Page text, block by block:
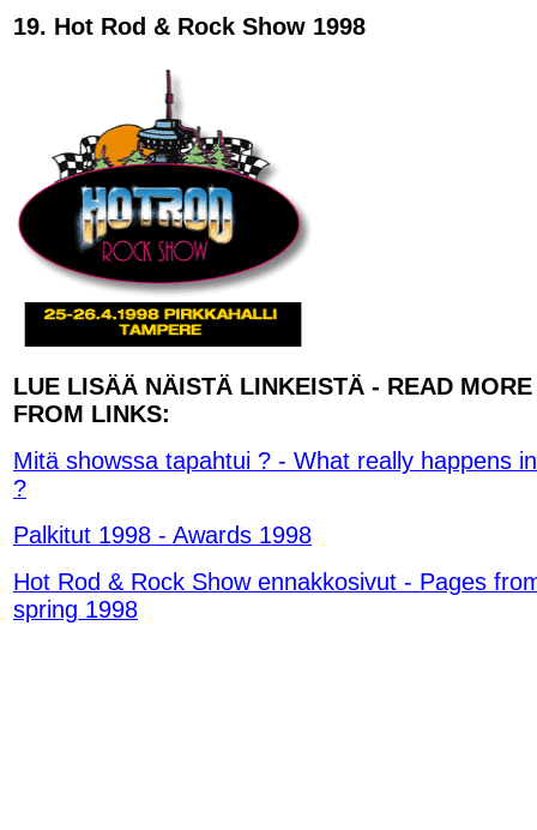
19. Hot Rod & Rock Show 1998
LUE LISÄÄ NÄISTÄ LINKEISTÄ - READ MORE
FROM LINKS:
Mitä showssa tapahtui ? - What really happens
?
Palkitut 1998 - Awards 1998
Hot Rod & Rock Show ennakkosivut - Pages
spring 1998